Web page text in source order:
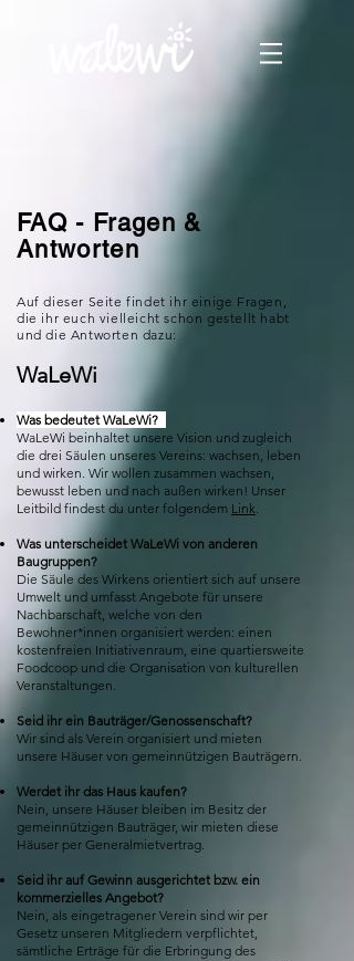
FAQ - Fragen &
Antworten
Auf dieser Seite findet ihr einige Fragen,
die ihr euch vielleicht schon gestellt habt
und die Antworten dazu:
WaLeWi
Was bedeutet WaLeWi?
WaLeWi beinhaltet unsere Vision und zugleich
die drei Säulen unseres Vereins: wachsen, leben
und wirken. Wir wollen zusammen wachsen,
bewusst leben und nach außen wirken! Unser
Leitbild findest du unter folgendem Link.
Was unterscheidet WaLeWi von anderen
Baugruppen?
Die Säule des Wirkens orientiert sich auf unsere
Umwelt und umfasst Angebote für unsere
Nachbarschaft, welche von den
Bewohner*innen organisiert werden: einen
kostenfreien Initiativenraum, eine quartiersweite
Foodcoop und die Organisation von kulturellen
Veranstaltungen.
Seid ihr ein Bauträger/Genossenschaft?
Wir sind als Verein organisiert und mieten
unsere Häuser von gemeinnützigen Bauträgern.
Werdet ihr das Haus kaufen?
Nein, unsere Häuser bleiben im Besitz der
gemeinnützigen Bauträger, wir mieten diese
Häuser per Generalmietvertrag.
Seid ihr auf Gewinn ausgerichtet bzw. ein
kommerzielles Angebot?
Nein, als eingetragener Verein sind wir per
Gesetz unseren Mitgliedern verpflichtet,
sämtliche Erträge für die Erbringung des